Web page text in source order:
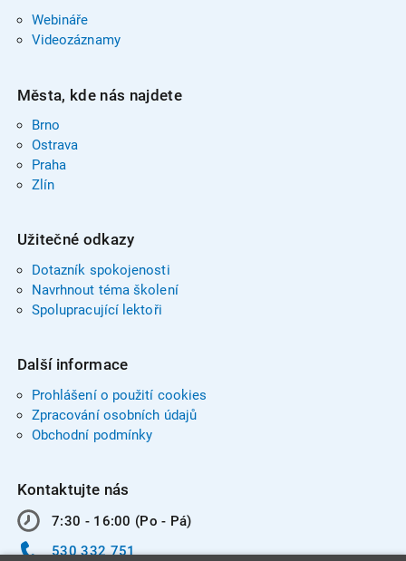
Webináře
Videozáznamy
Města, kde nás najdete
Brno
Ostrava
Praha
Zlín
Užitečné odkazy
Dotazník spokojenosti
Navrhnout téma školení
Spolupracující lektoři
Další informace
Prohlášení o použití cookies
Zpracování osobních údajů
Obchodní podmínky
Kontaktujte nás
7:30 - 16:00 (Po - Pá)
530 332 751